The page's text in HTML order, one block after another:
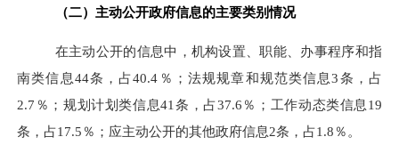
（二） 主动公开政府信息的主要类别情况
在主动公开的信息中，机构设置、职能、办事程序和指
南类信息44条，占40.4％；法规规章和规范类信息3条，占
2.7％；规划计划类信息41条，占37.6％；工作动态类信息19
条，占17.5％；应主动公开的其他政府信息2条，占1.8％。